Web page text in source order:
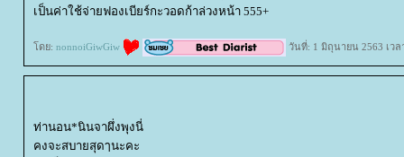
เป็นค่าใช้จ่ายฟองเบียร์กะวอดก้าล่วงหน้า 555+
ดย: nonnoiGiwGiw วันที่: 1 มิถุนายน 2563 เวล
ท่านอน*นินจาผึ่งพุงนี่
คงจะสบายสุดๅนะคะ